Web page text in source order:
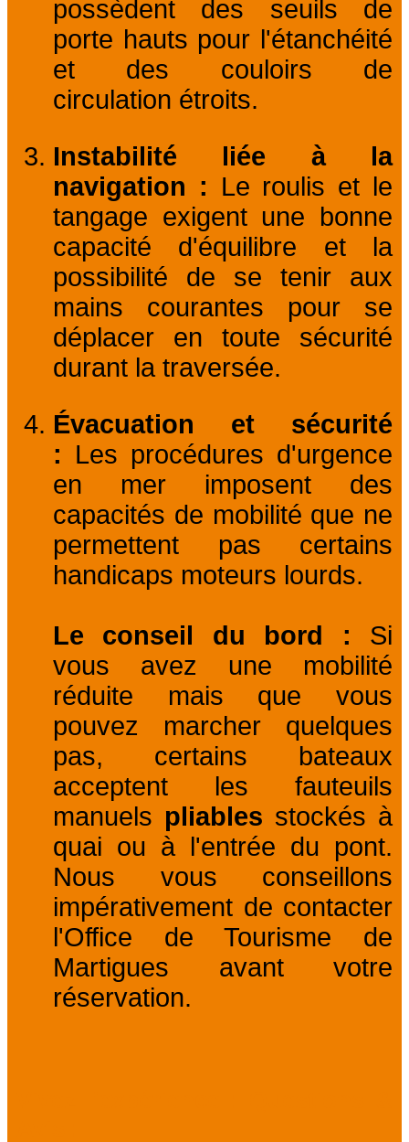
possèdent des seuils de
porte hauts pour l'étanchéité
et des couloirs de
circulation étroits.
Instabilité liée à la
navigation : Le roulis et le
tangage exigent une bonne
capacité d'équilibre et la
possibilité de se tenir aux
mains courantes pour se
déplacer en toute sécurité
durant la traversée.
Évacuation et sécurité
: Les procédures d'urgence
en mer imposent des
capacités de mobilité que ne
permettent pas certains
handicaps moteurs lourds.
Le conseil du bord : Si
vous avez une mobilité
réduite mais que vous
pouvez marcher quelques
pas, certains bateaux
acceptent les fauteuils
manuels pliables stockés à
quai ou à l'entrée du pont.
Nous vous conseillons
impérativement de contacter
l'Office de Tourisme de
Martigues avant votre
réservation.